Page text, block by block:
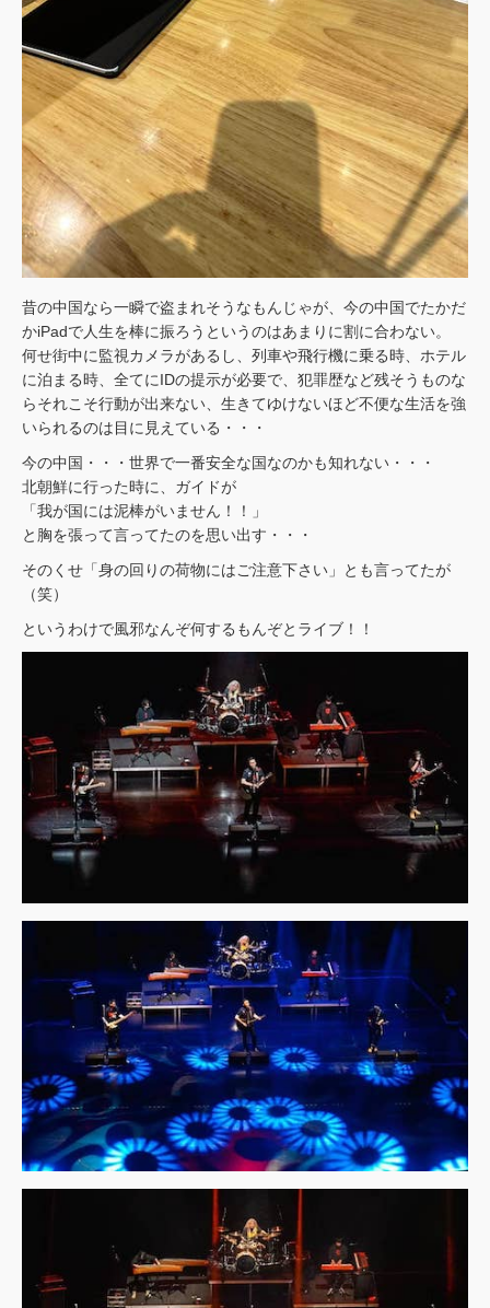
昔の中国なら一瞬で盗まれそうなもんじゃが、今の中国でたかだ
かiPadで人生を棒に振ろうというのはあまりに割に合わない。
何せ街中に監視カメラがあるし、列車や飛行機に乗る時、ホテル
に泊まる時、全てにIDの提示が必要で、犯罪歴など残そうものな
らそれこそ行動が出来ない、生きてゆけないほど不便な生活を強
いられるのは目に見えている・・・
今の中国・・・世界で一番安全な国なのかも知れない・・・
北朝鮮に行った時に、ガイドが
「我が国には泥棒がいません！！」
と胸を張って言ってたのを思い出す・・・
そのくせ「身の回りの荷物にはご注意下さい」とも言ってたが
（笑）
というわけで風邪なんぞ何するもんぞとライブ！！